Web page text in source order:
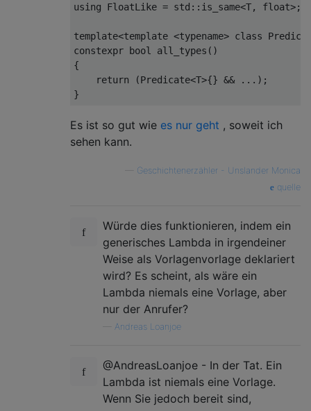
using
FloatLike = std :: is_same<T, float>;
template<template <typename> class
constexpr bool all_types ()
{
return
(Predicate<T>{} &&
...);
}
Es ist so gut wie es nur geht , soweit ich
sehen kann.
Geschichtenerzähler - Unslander Monica
quelle
Würde dies funktionieren, indem ein
generisches Lambda in irgendeiner
Weise als Vorlagenvorlage deklariert
wird? Es scheint, als wäre ein
Lambda niemals eine Vorlage, aber
nur der Anrufer?
Andreas Loanjoe
@AndreasLoanjoe - In der Tat. Ein
Lambda ist niemals eine Vorlage.
Wenn Sie jedoch bereit sind,